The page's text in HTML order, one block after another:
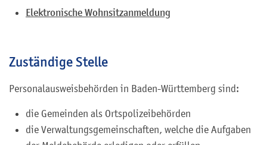
Elektronische Wohnsitzanmeldung
Zuständige Stelle
Personalausweisbehörden in Baden-Württemberg sind:
die Gemeinden als Ortspolizeibehörden
die Verwaltungsgemeinschaften, welche die Aufgaben